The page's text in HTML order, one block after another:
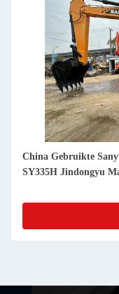
China Gebruikte
SY35U Jindongyu